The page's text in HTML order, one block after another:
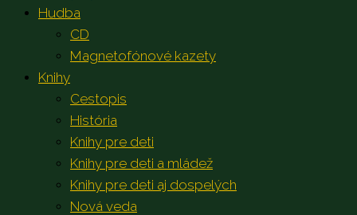
Hudba
CD
Magnetofónové kazety
Knihy
Cestopis
História
Knihy pre deti
Knihy pre deti a mládež
Knihy pre deti aj dospelých
Nová veda